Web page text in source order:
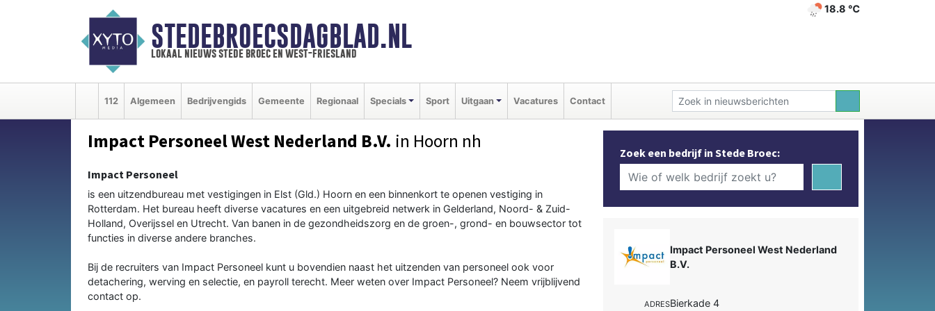
STEDEBROECSDAGBLAD.NL
lokaal nieuws stede broec en west-friesland
18.8 ℃
112 Algemeen Bedrijvengids Gemeente Regionaal Specials Sport Uitgaan Vacatures Contact
Impact Personeel West Nederland B.V. in Hoorn nh
Impact Personeel
is een uitzendbureau met vestigingen in Elst (Gld.) Hoorn en een binnenkort te openen vestiging in
Rotterdam. Het bureau heeft diverse vacatures en een uitgebreid netwerk in Gelderland, Noord- & Zuid-
Holland, Overijssel en Utrecht. Van banen in de gezondheidszorg en de groen-, grond- en bouwsector tot
functies in diverse andere branches.
Bij de recruiters van Impact Personeel kunt u bovendien naast het uitzenden van personeel ook voor
detachering, werving en selectie, en payroll terecht. Meer weten over Impact Personeel? Neem vrijblijvend
contact op.
Zoek een bedrijf in Stede Broec:
Impact Personeel West Nederland
B.V.
ADRESBierkade 4